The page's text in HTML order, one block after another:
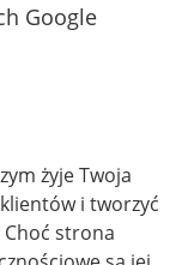
Google
żyje Twoja
i tworzyć
Choć strona